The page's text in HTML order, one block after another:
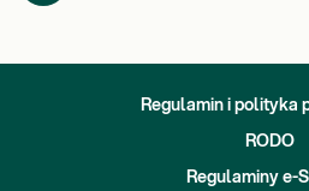
Regulamin i polityka
RODO
Regulaminy e-